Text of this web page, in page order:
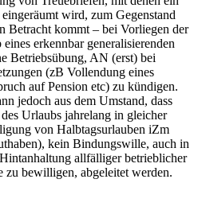
wird, zum Gegenstand
Betracht kommt – bei Vorliegen der
erkennbar generalisierenden
Betriebsübung, AN (erst) bei
(zB Vollendung eines
auf Pension etc) zu kündigen.
jedoch aus dem Umstand, dass
Urlaubs jahrelang in gleicher
von Halbtagsurlauben iZm
kein Bindungswille, auch in
allfälliger betrieblicher
zu bewilligen, abgeleitet werden.